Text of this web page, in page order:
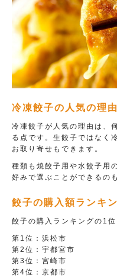
冷凍餃子の人気の理由
冷凍餃子が人気の理由は、
る点です。生餃子ではなく
お取り寄せもできます。
種類も焼餃子用や水餃子用
好みで選ぶことができるの
餃子の購入額ランキ
餃子の購入ランキングの1
第1位：浜松市
第2位：宇都宮市
第3位：宮崎市
第4位：京都市